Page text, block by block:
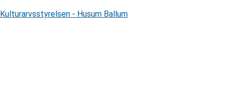
Kulturarvsstyrelsen - Husum Ballum